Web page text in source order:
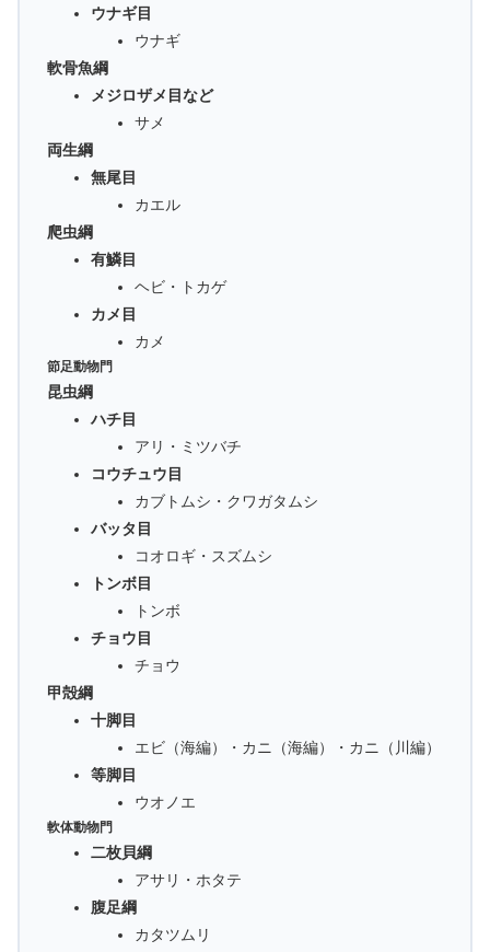
ウナギ目
ウナギ
軟骨魚綱
メジロザメ目など
サメ
両生綱
無尾目
カエル
爬虫綱
有鱗目
ヘビ・トカゲ
カメ目
カメ
節足動物門
昆虫綱
ハチ目
アリ・ミツバチ
コウチュウ目
カブトムシ・クワガタムシ
バッタ目
コオロギ・スズムシ
トンボ目
トンボ
チョウ目
チョウ
甲殻綱
十脚目
エビ（海編）・カニ（海編）・カニ（川編）
等脚目
ウオノエ
軟体動物門
二枚貝綱
アサリ・ホタテ
腹足綱
カタツムリ